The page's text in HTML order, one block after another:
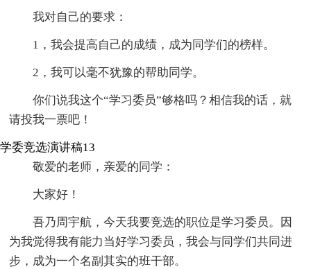
我对自己的要求：
1，我会提高自己的成绩，成为同学们的榜样。
2，我可以毫不犹豫的帮助同学。
你们说我这个“学习委员”够格吗？相信我的话，就
请投我一票吧！
学委竞选演讲稿13
敬爱的老师，亲爱的同学：
大家好！
吾乃周宇航，今天我要竞选的职位是学习委员。因
为我觉得我有能力当好学习委员，我会与同学们共同进
步，成为一个名副其实的班干部。